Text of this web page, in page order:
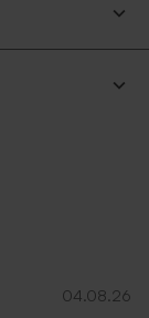
04.08.26